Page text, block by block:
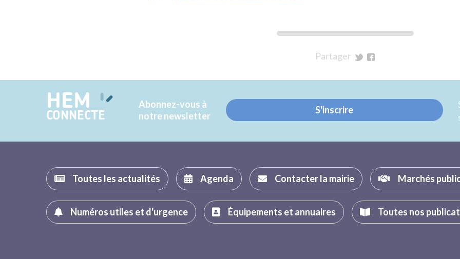
Partager
Twitter
Facebook
HEM
CONNECTE
Abonnez-vous à
notre newsletter
S'inscrire
Toutes les actualités Agenda Contacter la mairie Marchés
Numéros utiles et d'urgence Équipements et annuaires Toutes nos